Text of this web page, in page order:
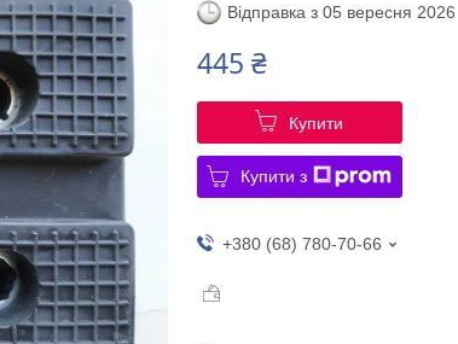
Відправка з 05 вересня 2026
445 ₴
Купити
Купити з
+380 (68) 780-70-66